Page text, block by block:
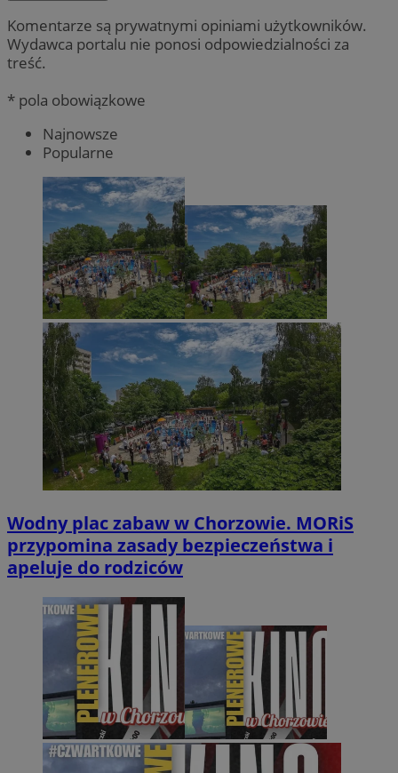
Komentarze są prywatnymi opiniami użytkowników.
Wydawca portalu nie ponosi odpowiedzialności za
treść.
* pola obowiązkowe
Najnowsze
Popularne
Wodny plac zabaw w Chorzowie. MORiS
przypomina zasady bezpieczeństwa i
apeluje do rodziców